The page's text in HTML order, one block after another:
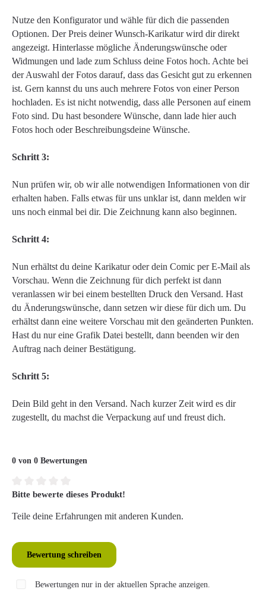
Nutze den Konfigurator und wähle für dich die passenden
Optionen. Der Preis deiner Wunsch-Karikatur wird dir direkt
angezeigt. Hinterlasse mögliche Änderungswünsche oder
Widmungen und lade zum Schluss deine Fotos hoch. Achte bei
der Auswahl der Fotos darauf, dass das Gesicht gut zu erkennen
ist. Gern kannst du uns auch mehrere Fotos von einer Person
hochladen. Es ist nicht notwendig, dass alle Personen auf einem
Foto sind. Du hast besondere Wünsche, dann lade hier auch
Fotos hoch oder Beschreibungsdeine Wünsche.
Schritt 3:
Nun prüfen wir, ob wir alle notwendigen Informationen von dir
erhalten haben. Falls etwas für uns unklar ist, dann melden wir
uns noch einmal bei dir. Die Zeichnung kann also beginnen.
Schritt 4:
Nun erhältst du deine Karikatur oder dein Comic per E-Mail als
Vorschau. Wenn die Zeichnung für dich perfekt ist dann
veranlassen wir bei einem bestellten Druck den Versand. Hast
du Änderungswünsche, dann setzen wir diese für dich um. Du
erhältst dann eine weitere Vorschau mit den geänderten Punkten.
Hast du nur eine Grafik Datei bestellt, dann beenden wir den
Auftrag nach deiner Bestätigung.
Schritt 5:
Dein Bild geht in den Versand. Nach kurzer Zeit wird es dir
zugestellt, du machst die Verpackung auf und freust dich.
0 von 0 Bewertungen
Durchschnittliche Bewertung von 0 von 5 Sternen
Bitte bewerte dieses Produkt!
Teile deine Erfahrungen mit anderen Kunden.
Bewertung schreiben
Bewertungen nur in der aktuellen Sprache anzeigen.